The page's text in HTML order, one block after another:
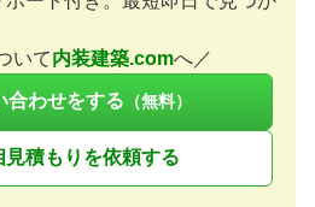
いて内装建築.comへ／
合わせをする （無料）
見積もりを依頼する